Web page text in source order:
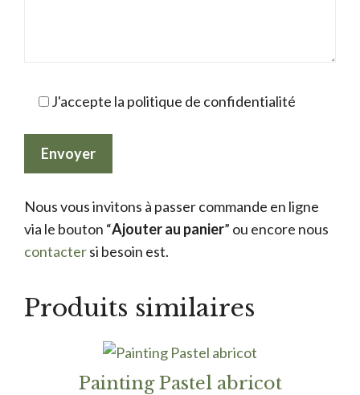
J'accepte la politique de confidentialité
Nous vous invitons à passer commande en ligne
via le bouton “Ajouter au panier” ou encore nous
contactersi besoin est.
Produits similaires
Painting Pastel abricot